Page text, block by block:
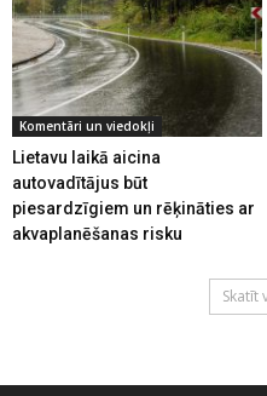
Komentāri un viedokļi
Lietavu laikā aicina
autovadītājus būt
piesardzīgiem un rēķināties ar
akvaplanēšanas risku
Skatīt